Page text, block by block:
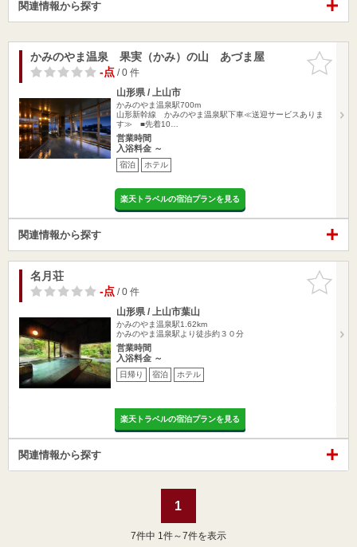
関連情報から探す
お気に入
りに追加
かみのやま温泉 果実（かみ）の山 あづま屋
-点/ 0 件
山形県 / 上山市
かみのやま温泉駅700m
山形新幹線 かみのやま温泉駅下車≪送迎サービスありま
す≫ ■先着10…
営業時間
入浴料金 ～
宿泊 ホテル
楽天トラベルの宿泊プランを見る
関連情報から探す
お気に入
りに追加
名月荘
-点/ 0 件
山形県 / 上山市葉山
かみのやま温泉駅1.62km
かみのやま温泉駅より徒歩約３０分
営業時間
入浴料金 ～
日帰り 宿泊 ホテル
楽天トラベルの宿泊プランを見る
関連情報から探す
1
7件中 1件～7件を表示